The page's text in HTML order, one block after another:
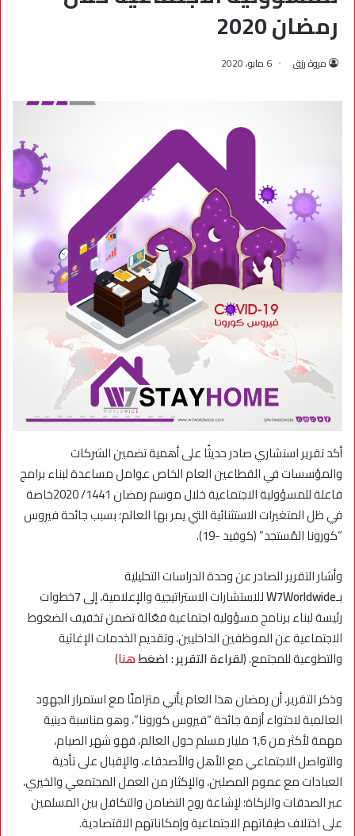
رمضان 2020
مروة رزق 6 مايو، 2020
أكد تقرير استشاري صادر حديثًا على أهمية تضمين الشركات
والمؤسسات في القطاعين العام الخاص عوامل مساعدة لبناء برامج
فاعلة للمسؤولية الاجتماعية خلال موسم رمضان 1441/ 2020خاصة
في ظل المتغيرات الاستثنائية التي يمر بها العالم؛ بسبب جائحة فيروس
“كورونا المُستجد” (كوفيد -19).
وأشار التقرير الصادر عن وحدة الدراسات التحليلية
بـW7Worldwideللاستشارات الاستراتيجية والإعلامية، إلى7خطوات
رئيسة لبناء برنامج مسؤولية اجتماعية فعّالة تضمن تخفيف الضغوط
الاجتماعية عن الموظفين الداخليين، وتقديم الخدمات الإغاثية
والتطوعية للمجتمع. (لقراءة التقرير : اضغطهنا)
وذكر التقرير، أن رمضان هذا العام يأتي متزامنًا مع استمرار الجهود
العالمية لاحتواء أزمة جائحة “فيروس كورونا”، وهو مناسبة دينية
مهمة لأكثر من 1,6 مليار مسلم حول العالم، فهو شهر الصيام،
والتواصل الاجتماعي مع الأهل والأصدقاء، والإقبال على تأدية
العبادات مع عموم المصلين، والإكثار من العمل المجتمعي والخيري،
عبر الصدقات والزكاة؛ لإشاعة روح التضامن والتكافل بين المسلمين
على اختلاف طبقاتهم الاجتماعية وإمكاناتهم الاقتصادية.